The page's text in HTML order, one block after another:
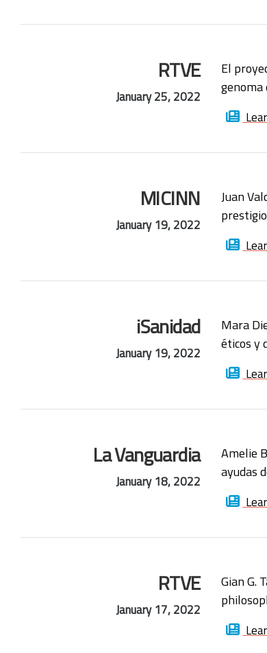
RTVE
January 25, 2022
El
genoma
MICINN
January 19, 2022
Juan
iSanidad
January 19, 2022
Mara
éticos y
La Vanguardia
January 18, 2022
Amelie
ayudas
RTVE
January 17, 2022
Gian G.